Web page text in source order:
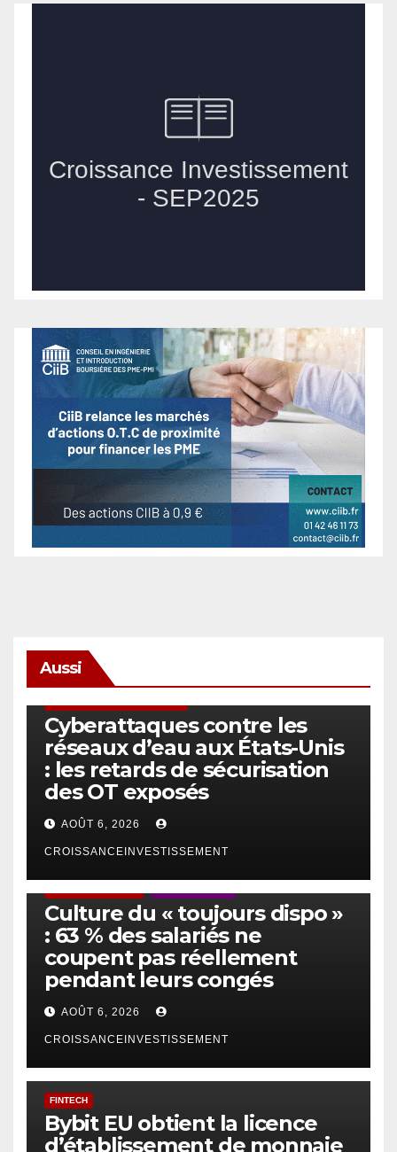
Aussi
Cyberattaques contre les
réseaux d’eau aux États-Unis
: les retards de sécurisation
des OT exposés
AOÛT 6, 2026
CROISSANCEINVESTISSEMENT
Culture du « toujours dispo »
: 63 % des salariés ne
coupent pas réellement
pendant leurs congés
AOÛT 6, 2026
CROISSANCEINVESTISSEMENT
FINTECH
Bybit EU obtient la licence
d’établissement de monnaie